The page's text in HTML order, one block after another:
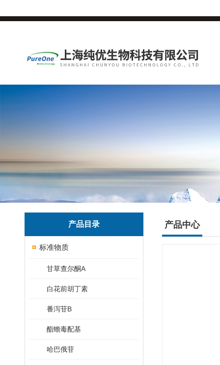
产品目录
标准物质
甘草查尔酮A
白花前胡丁素
番泻苷B
酯蟾毒配基
哈巴俄苷
产品中心